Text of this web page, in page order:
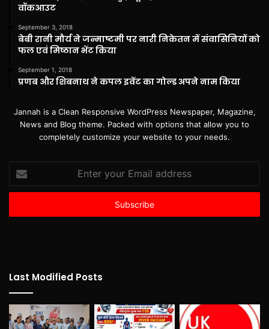
वॉकआउट
September 3, 2018
बेबी रानी मौर्य ने जन्माष्टमी पर नारी निकेतन में संवासिनियों को
फल एवं मिष्ठान भेंट किया
September 1, 2018
प्रणब और शिबनाथ ने कपल इवेंट का गोल्ड अपने नाम किया
Jannah is a Clean Responsive WordPress Newspaper, Magazine,
News and Blog theme. Packed with options that allow you to
completely customize your website to your needs.
your
Email
Last Modified Posts